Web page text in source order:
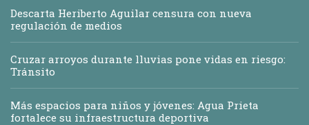
Descarta Heriberto Aguilar censura con nueva
regulación de medios
Cruzar arroyos durante lluvias pone vidas en riesgo:
Tránsito
Más espacios para niños y jóvenes: Agua Prieta
fortalece su infraestructura deportiva